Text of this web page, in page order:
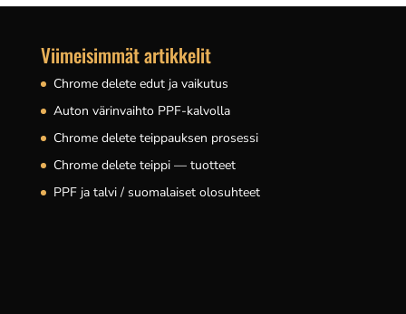
Viimeisimmät artikkelit
Chrome delete edut ja vaikutus
Auton värinvaihto PPF-kalvolla
Chrome delete teippauksen prosessi
Chrome delete teippi — tuotteet
PPF ja talvi / suomalaiset olosuhteet